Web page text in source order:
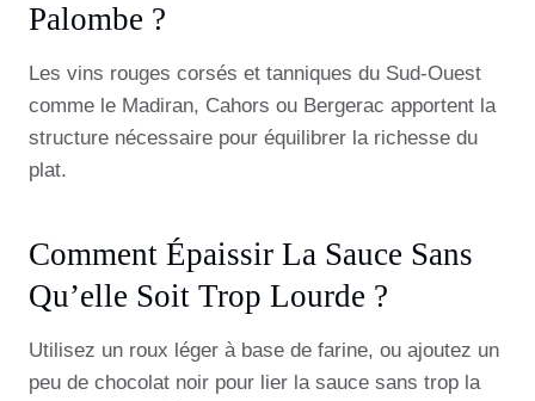
Palombe ?
Les vins rouges corsés et tanniques du Sud-Ouest
comme le Madiran, Cahors ou Bergerac apportent la
structure nécessaire pour équilibrer la richesse du
plat.
Comment Épaissir La Sauce Sans
Qu’elle Soit Trop Lourde ?
Utilisez un roux léger à base de farine, ou ajoutez un
peu de chocolat noir pour lier la sauce sans trop la